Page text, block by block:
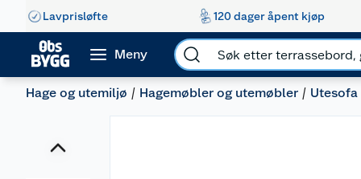
Lavprisløfte 120 dager åpent kjøp
Meny
Hage og utemiljø Hagemøbler og utemøbler Utesofa